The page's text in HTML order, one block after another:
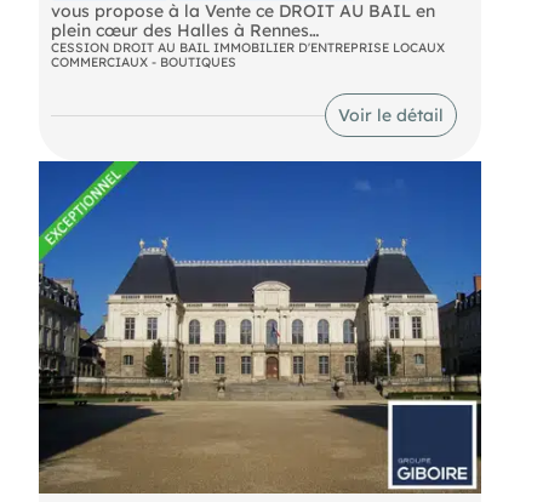
vous propose à la Vente ce DROIT AU BAIL en
plein cœur des Halles à Rennes
Ce local commercial de 30 m² environ s'inscrit
dans un environnement dédié aux métiers de
bouche, où qualité et savoir-faire sont réunis.
artisanat, céramique..
CESSION DROIT AU BAIL IMMOBILIER D'ENTREPRISE LOCAUX
COMMERCIAUX - BOUTIQUES
Voir le détail